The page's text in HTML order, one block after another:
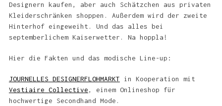
Designern kaufen, aber auch Schätzchen aus privaten
Kleiderschränken shoppen. Außerdem wird der zweite
Hinterhof eingeweiht. Und das alles bei
septemberlichem Kaiserwetter. Na hoppla!
Hier die Fakten und das modische Line-up:
JOURNELLES DESIGNERFLOHMARKT in Kooperation mit
Vestiaire Collective, einem Onlineshop für
hochwertige Secondhand Mode.